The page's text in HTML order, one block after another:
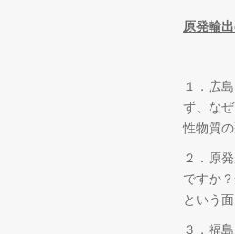
原発輸
１．広
ず、な
性物質
２．原
ですか
という
３．福